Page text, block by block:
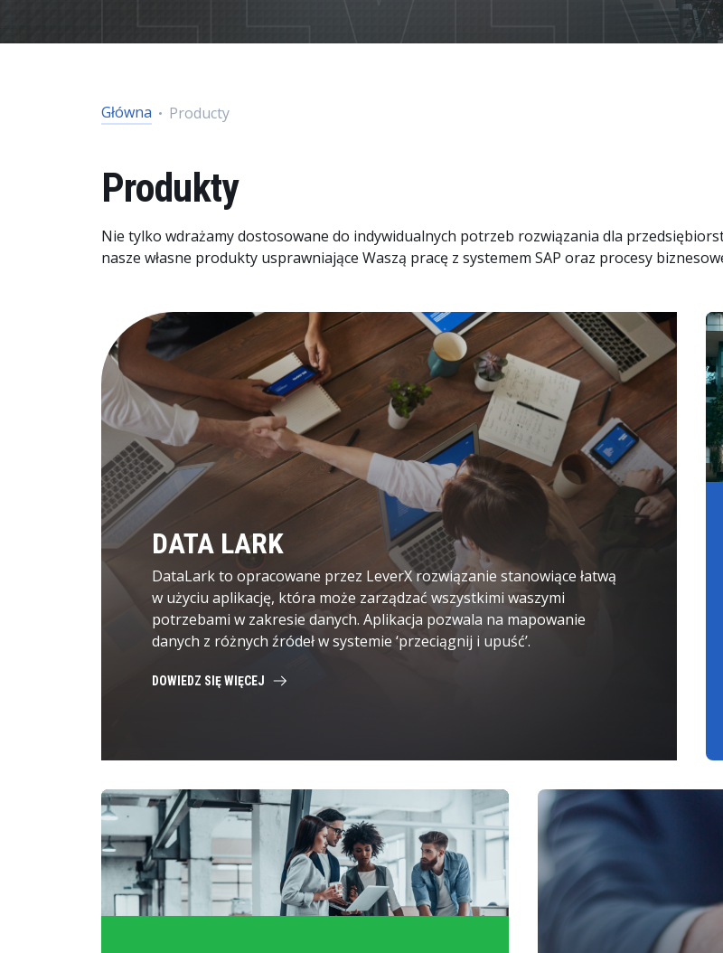
Wsparcie SAP
SAP Integration Suite
Główna Producty
Produkty
Nie tylko wdrażamy dostosowane do indywidualnych potrzeb rozwiązania dla
nasze własne produkty usprawniające Waszą pracę z systemem SAP oraz procesy
DATA LARK
DataLark to opracowane przez LeverX rozwiązanie stanowiące łatwą
w użyciu aplikację, która może zarządzać wszystkimi waszymi
potrzebami w zakresie danych. Aplikacja pozwala na mapowanie
danych z różnych źródeł w systemie ‘przeciągnij i upuść’.
DOWIEDZ SIĘ WIĘCEJ